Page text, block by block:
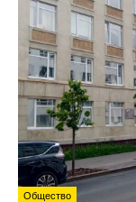
Общество